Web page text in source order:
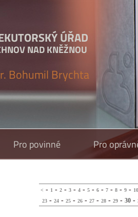
ÚŘAD
NAD KNĚŽNOU
Bohumil Brychta
Pro povinné Pro
< - 1- 2- 3- 4- 5- 6- 7- 8- 9- 10
23 - 24 - 25 - 26 - 27 - 28 - 29 - 30 -